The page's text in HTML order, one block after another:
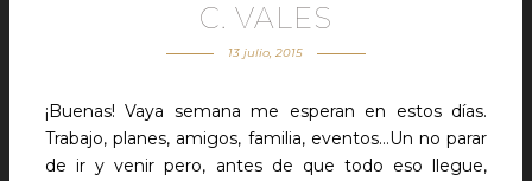
C. VALES
13 julio, 2015
¡Buenas! Vaya semana me esperan en estos días.
Trabajo, planes, amigos, familia, eventos…Un no parar
de ir y venir pero, antes de que todo eso llegue,